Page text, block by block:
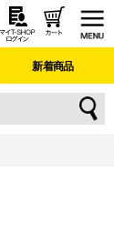
新着商品